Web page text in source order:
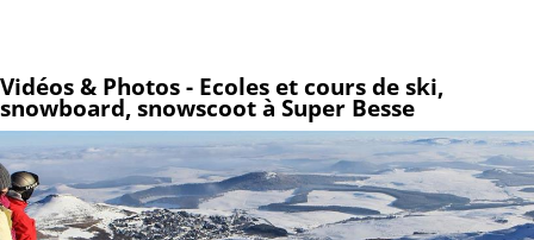
Vidéos & Photos - Ecoles et cours de ski,
snowboard, snowscoot à Super Besse